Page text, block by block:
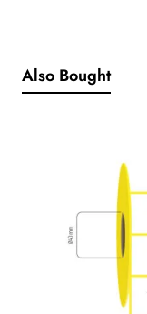
Tarama Akımı:
Çalışma sıcaklığı:
Muhafaza sıcaklığı:
Also Bought